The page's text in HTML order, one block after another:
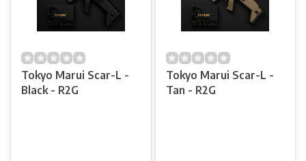
Tokyo Marui Scar-L -
Black - R2G
Tokyo Marui Scar-L -
Tan - R2G